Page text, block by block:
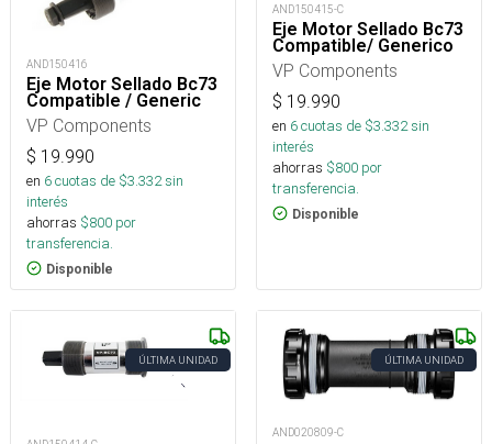
AND150416
Eje Motor Sellado Bc73
Compatible / Generic
VP Components
$ 19.990
en 6cuotas de $3.332sin
interés
ahorras $800 por
transferencia.
Disponible
AND150415-C
Eje Motor Sellado Bc73
Compatible/ Generico
VP Components
$ 19.990
en 6cuotas de $3.332sin
interés
ahorras $800 por
transferencia.
Disponible
ÚLTIMA UNIDAD ÚLTIMA UNIDAD
AND020809-C